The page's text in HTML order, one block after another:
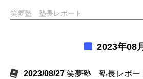
笑夢塾 塾長レポート
2023年08月
2023/08/27 笑夢塾 塾長レポー